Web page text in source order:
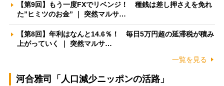
【第9回】もう一度FXでリベンジ！ 種銭は差し押さえを免れ
た”ヒミツのお金” ｜ 突然マルサ…
【第8回】年利はなんと14.6％！ 毎日5万円超の延滞税が積み
上がっていく ｜ 突然マルサ…
一覧を見る
河合雅司「人口減少ニッポンの活路」